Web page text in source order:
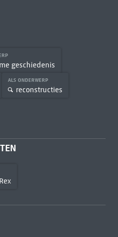
geschiedenis
ALS ONDERWERP
reconstructies